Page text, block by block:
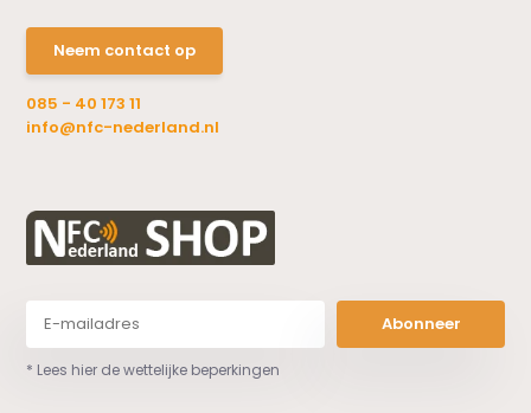
Neem contact op
085 - 40 173 11
info@nfc-nederland.nl
Abonneer
* Lees hier de wettelijke beperkingen